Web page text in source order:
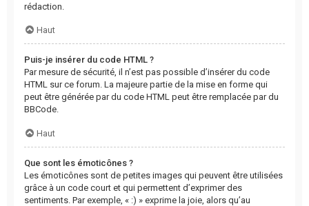
rédaction.
Haut
Puis-je insérer du code HTML ?
Par mesure de sécurité, il n’est pas possible d’insérer du code
HTML sur ce forum. La majeure partie de la mise en forme qui
peut être générée par du code HTML peut être remplacée par du
BBCode.
Haut
Que sont les émoticônes ?
Les émoticônes sont de petites images qui peuvent être utilisées
grâce à un code court et qui permettent d’exprimer des
sentiments. Par exemple, « :) » exprime la joie, alors qu’au